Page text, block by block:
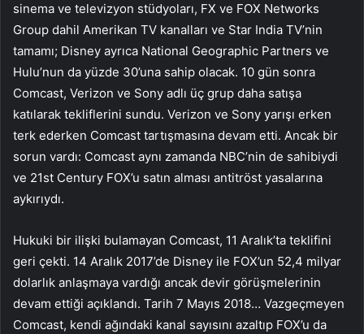
sinema ve televizyon stüdyoları, FX ve FOX Networks
Group dahil Amerikan TV kanalları ve Star India TV’nin
tamamı; Disney ayrıca National Geographic Partners ve
Hulu’nun da yüzde 30’una sahip olacak. 10 gün sonra
Comcast, Verizon ve Sony adlı üç grup daha satışa
katılarak tekliflerini sundu. Verizon ve Sony yarışı erken
terk ederken Comcast tartışmasına devam etti. Ancak bir
sorun vardı: Comcast aynı zamanda NBC’nin de sahibiydi
ve 21st Century FOX’u satın alması antitröst yasalarına
aykırıydı.
Hukuki bir ilişki bulamayan Comcast, 11 Aralık’ta teklifini
geri çekti. 14 Aralık 2017’de Disney ile FOX’un 52,4 milyar
dolarlık anlaşmaya vardığı ancak devir görüşmelerinin
devam ettiği açıklandı. Tarih 7 Mayıs 2018… Vazgeçmeyen
Comcast, kendi ağındaki kanal sayısını azaltıp FOX’u da